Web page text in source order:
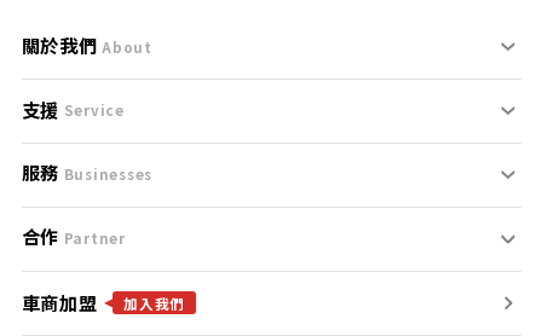
關於我們 About
刊登規範
服務條款
免責聲明
隱私權政策
支援 Service
支援中心
聯絡我們
服務 Businesses
什麼是Goo鑑定？
找好車
合作 Partner
合作夥伴
車商加盟 加入我們